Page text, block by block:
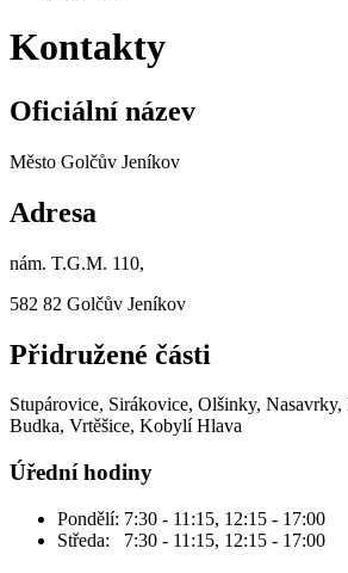
Kontakty
Oficiální název
Město Golčův Jeníkov
Adresa
nám. T.G.M. 110,
582 82 Golčův Jeníkov
Přidružené části
Stupárovice, Sirákovice, Olšinky,
Budka, Vrtěšice, Kobylí Hlava
Úřední hodiny
Pondělí: 7:30 - 11:15, 12:15 - 17:00
Středa: 7:30 - 11:15, 12:15 - 17:00